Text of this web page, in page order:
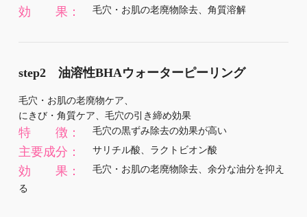
効 果： 毛穴・お肌の老廃物除去、角質溶解
step2 油溶性BHAウォーターピーリング
毛穴・お肌の老廃物ケア、
にきび・角質ケア、毛穴の引き締め効果
特 徴： 毛穴の黒ずみ除去の効果が高い
主要成分： サリチル酸、ラクトビオン酸
効 果：
毛穴・お肌の老廃物除去、余分な油分を抑え
る